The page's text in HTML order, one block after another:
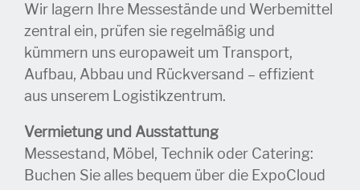
Wir lagern Ihre Messestände und Werbemittel
zentral ein, prüfen sie regelmäßig und
kümmern uns europaweit um Transport,
Aufbau, Abbau und Rückversand – effizient
aus unserem Logistikzentrum.
Vermietung und Ausstattung
Messestand, Möbel, Technik oder Catering:
Buchen Sie alles bequem über die ExpoCloud